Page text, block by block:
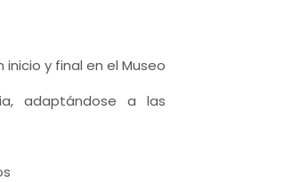
inicio y final en el Museo
adaptándose a las